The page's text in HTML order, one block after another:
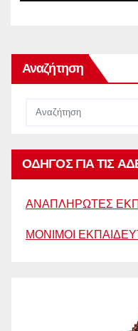
Αναζήτηση
ΟΔΗΓΟΣ ΓΙΑ ΤΙΣ
ΑΝΑΠΛΗΡΩΤΕΣ
ΜΟΝΙΜΟΙ